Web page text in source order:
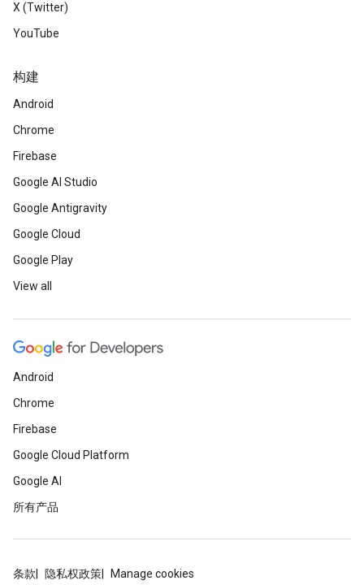
X (Twitter)
YouTube
构建
Android
Chrome
Firebase
Google AI Studio
Google Antigravity
Google Cloud
Google Play
View all
Android
Chrome
Firebase
Google Cloud Platform
Google AI
所有产品
条款 隐私权政策 Manage cookies